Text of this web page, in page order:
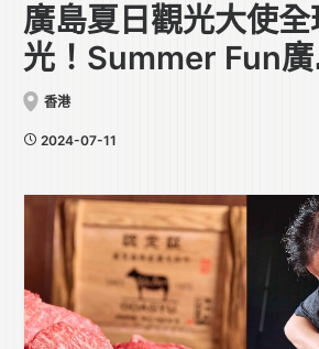
廣島夏日觀光大使
光！Summer Fun
大發現
香港
2024-07-11